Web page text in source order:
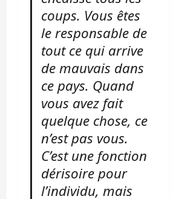
coups. Vous êtes
le responsable de
tout ce qui arrive
de mauvais dans
ce pays. Quand
vous avez fait
quelque chose, ce
n’est pas vous.
C’est une fonction
dérisoire pour
l’individu, mais